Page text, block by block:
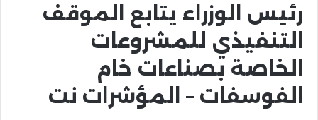
رئيس الوزراء يتابع الموقف
التنفيذي للمشروعات
الخاصة بصناعات خام
الفوسفات – المؤشرات نت